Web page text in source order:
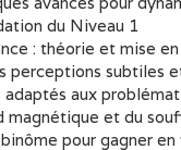
du Niveau 1
: théorie et mise
perceptions subtiles
aux
magnétique et du
pour gagner